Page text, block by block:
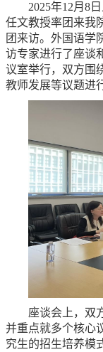
2025年12月8
任文教授率团来我
团来访。外国语学
访专家进行了座谈
议室举行，双方围
教师发展等议题进
座谈会上，双
并重点就多个核心
究生的招生培养模